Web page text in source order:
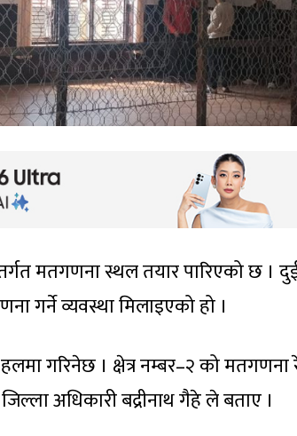
मतगणना स्थल तयार पारिएको छ ।
गर्ने व्यवस्था मिलाइएको हो ।
गरिनेछ । क्षेत्र नम्बर–२ को मतगणना
अधिकारी बद्रीनाथ गैहे ले बताए ।